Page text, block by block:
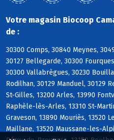
Votre magasin Biocoop
de :
30300 Comps, 30840 Meynes,
30127 Bellegarde, 30300
30300 Vallabrègues, 30230
Rodilhan, 30129 Manduel, 30129
St-Gilles, 13200 Arles, 13990
Raphèle-lès-Arles, 13310 St-
Graveson, 13890 Mouriès, 13520
Maillane, 13520 Maussane-les-